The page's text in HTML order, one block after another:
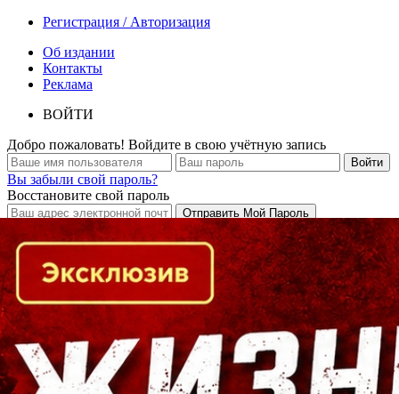
Регистрация / Авторизация
Об издании
Контакты
Реклама
ВОЙТИ
Добро пожаловать! Войдите в свою учётную запись
Вы забыли свой пароль?
Восстановите свой пароль
Кто есть кто в Байкальском регионе